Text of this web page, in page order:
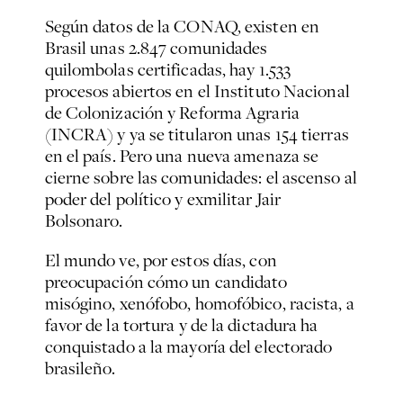
Según datos de la CONAQ, existen en
Brasil unas 2.847 comunidades
quilombolas certificadas, hay 1.533
procesos abiertos en el Instituto Nacional
de Colonización y Reforma Agraria
(INCRA) y ya se titularon unas 154 tierras
en el país. Pero una nueva amenaza se
cierne sobre las comunidades: el ascenso al
poder del político y exmilitar Jair
Bolsonaro.
El mundo ve, por estos días, con
preocupación cómo un candidato
misógino, xenófobo, homofóbico, racista, a
favor de la tortura y de la dictadura ha
conquistado a la mayoría del electorado
brasileño.